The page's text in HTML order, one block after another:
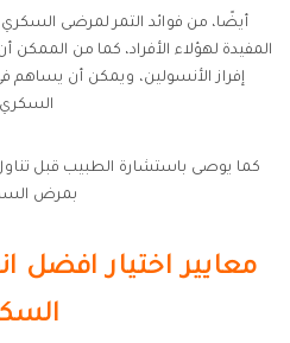
أيضًا، من فوائد التمر لمرضى
المفيدة لهؤلاء الأفراد، كما من
إفراز الأنسولين، ويمكن أن
كما يوصى باستشارة الطبيب قبل
بمرض
معايير اختيار افضل